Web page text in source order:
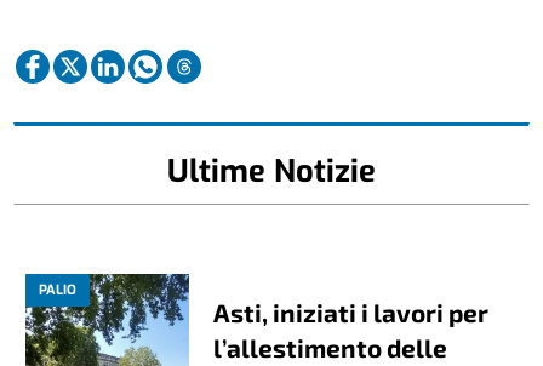
Ultime Notizie
PALIO
Asti, iniziati i lavori per
l’allestimento delle